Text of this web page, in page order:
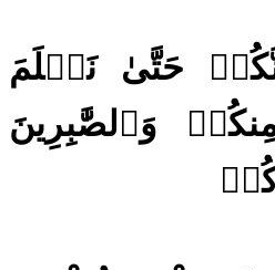
حَتَّىٰ نَعۡلَمَ
وَٱلصَّٰبِرِينَ